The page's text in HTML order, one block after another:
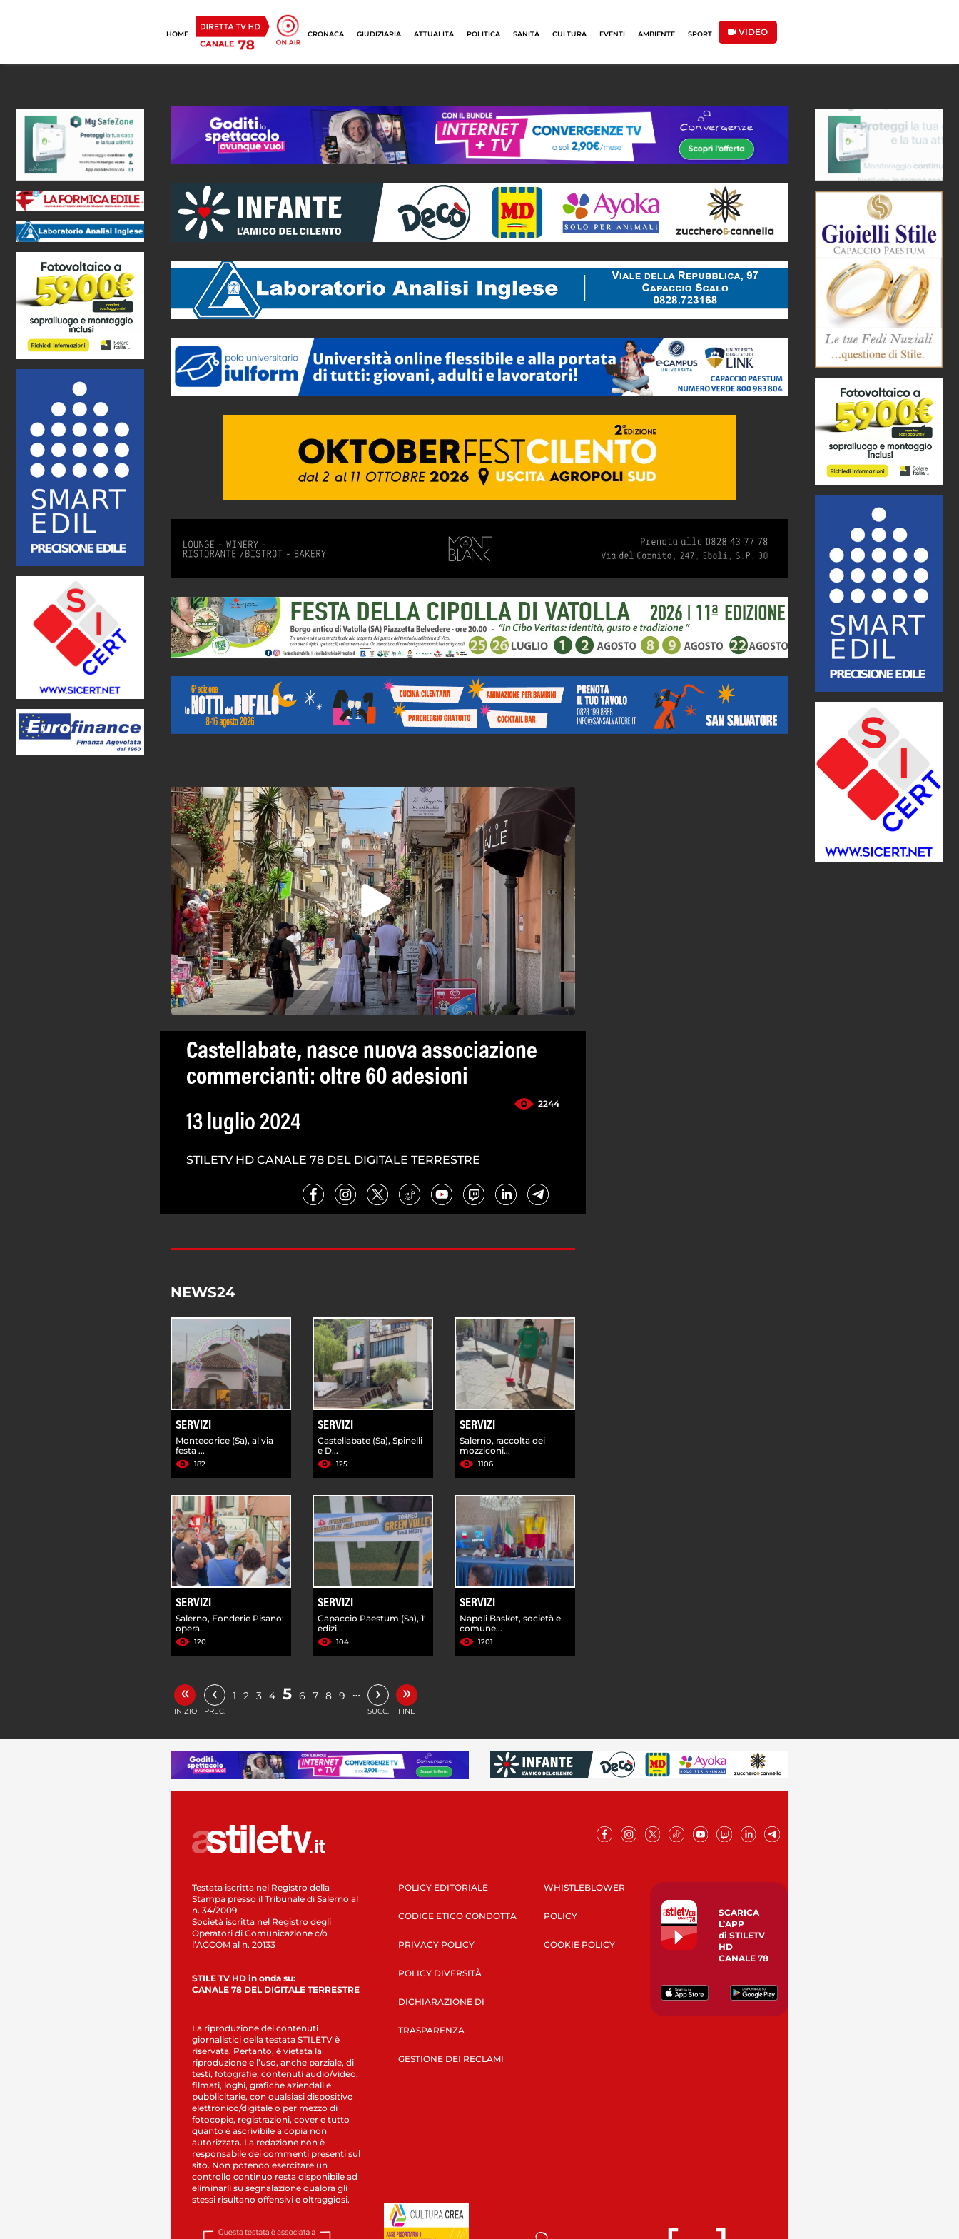
HOME CRONACA GIUDIZIARIA ATTUALITÀ POLITICA SANITÀ CULTURA EVENTI AMBIENTE SPORT VIDEO
Castellabate, nasce nuova associazione
commercianti: oltre 60 adesioni
2244
13 luglio 2024
STILETV HD CANALE 78 DEL DIGITALE TERRESTRE
NEWS24
SERVIZI
Montecorice (Sa), al via
festa ...
182
SERVIZI
Castellabate (Sa), Spinelli
e D...
125
SERVIZI
Salerno, raccolta dei
mozziconi...
1106
SERVIZI
Salerno, Fonderie Pisano:
opera...
120
SERVIZI
Capaccio Paestum (Sa), 1'
edizi...
104
SERVIZI
Napoli Basket, società e
comune...
1201
«
INIZIO
‹
PREC.
1 2 3 4 5 6 7 8 9 … ›
SUCC.
»
FINE
Testata iscritta nel Registro della
Stampa presso il Tribunale di Salerno al
n. 34/2009
Società iscritta nel Registro degli
Operatori di Comunicazione c/o
l’AGCOM al n. 20133
STILE TV HD in onda su:
CANALE 78 DEL DIGITALE TERRESTRE
La riproduzione dei contenuti
giornalistici della testata STILETV è
riservata. Pertanto, è vietata la
riproduzione e l’uso, anche parziale, di
testi, fotografie, contenuti audio/video,
filmati, loghi, grafiche aziendali e
pubblicitarie, con qualsiasi dispositivo
elettronico/digitale o per mezzo di
fotocopie, registrazioni, cover e tutto
quanto è ascrivibile a copia non
autorizzata. La redazione non è
responsabile dei commenti presenti sul
sito. Non potendo esercitare un
controllo continuo resta disponibile ad
eliminarli su segnalazione qualora gli
stessi risultano offensivi e oltraggiosi.
POLICY EDITORIALE
CODICE ETICO CONDOTTA
PRIVACY POLICY
POLICY DIVERSITÀ
DICHIARAZIONE DI
TRASPARENZA
GESTIONE DEI RECLAMI
WHISTLEBLOWER
POLICY
COOKIE POLICY
SCARICA
L’APP
di STILETV
HD
CANALE 78